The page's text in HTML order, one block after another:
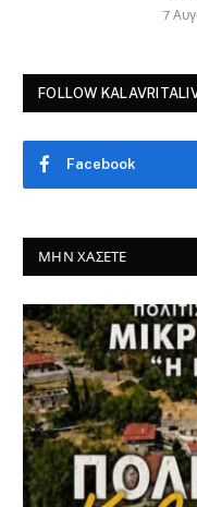
7
FOLLOW
Facebook
ΜΗΝ ΧΆΣΕΤΕ